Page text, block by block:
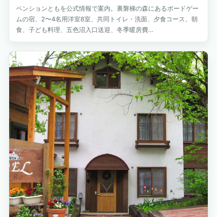
ペンションともを公式情報で案内。裏磐梯の森にあるボードゲー
ムの宿、2〜4名用洋室8室、共同トイレ・洗面、夕食コース、朝
食、子ども料理、五色沼入口送迎、冬季暖房費…